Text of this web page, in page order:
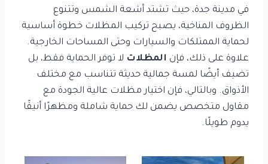
في مدينة جدة، حيث تشتد أشعة الشمس وتتنوع
الظروف المناخية، يصبح تركيب المظلات خطوة أساسية
لحماية الممتلكات والسيارات وحتى المساحات الخارجية.
علاوة على ذلك، فإن المظلات لا توفر الحماية فقط، بل
تضيف أيضًا لمسة جمالية حديثة تتناسب مع مختلف
الأذواق. وبالتالي، فإن اختيار مظلات عالية الجودة مع
مقاول متخصص يضمن لك حماية شاملة ومظهرًا أنيقًا
يدوم طويلًا.